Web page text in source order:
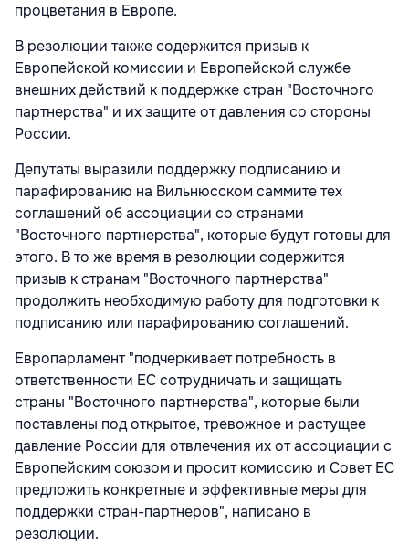
процветания в Европе.
В резолюции также содержится призыв к
Европейской комиссии и Европейской службе
внешних действий к поддержке стран "Восточного
партнерства" и их защите от давления со стороны
России.
Депутаты выразили поддержку подписанию и
парафированию на Вильнюсском саммите тех
соглашений об ассоциации со странами
"Восточного партнерства", которые будут готовы для
этого. В то же время в резолюции содержится
призыв к странам "Восточного партнерства"
продолжить необходимую работу для подготовки к
подписанию или парафированию соглашений.
Европарламент "подчеркивает потребность в
ответственности ЕС сотрудничать и защищать
страны "Восточного партнерства", которые были
поставлены под открытое, тревожное и растущее
давление России для отвлечения их от ассоциации с
Европейским союзом и просит комиссию и Совет ЕС
предложить конкретные и эффективные меры для
поддержки стран-партнеров", написано в
резолюции.